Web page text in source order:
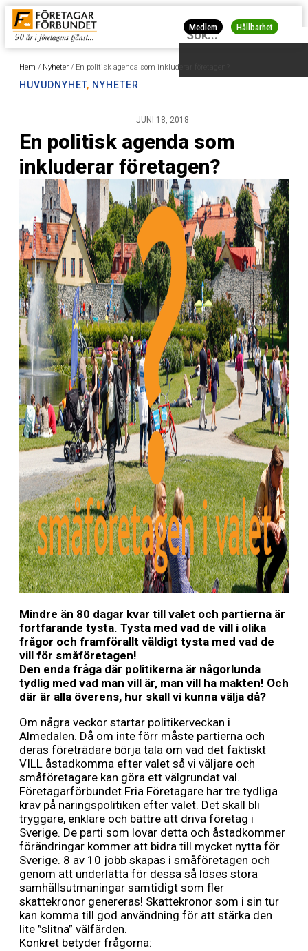
Medlem Hållbarhet
Hem / Nyheter / En politisk agenda som inkluderar företagen?
HUVUDNYHET, NYHETER
JUNI 18, 2018
En politisk agenda som
inkluderar företagen?
Mindre än 80 dagar kvar till valet och partierna är
fortfarande tysta. Tysta med vad de vill i olika
frågor och framförallt väldigt tysta med vad de
vill för småföretagen!
Den enda fråga där politikerna är någorlunda
tydlig med vad man vill är, man vill ha makten! Och
där är alla överens, hur skall vi kunna välja då?
Om några veckor startar politikerveckan i
Almedalen. Då om inte förr måste partierna och
deras företrädare börja tala om vad det faktiskt
VILL åstadkomma efter valet så vi väljare och
småföretagare kan göra ett välgrundat val.
Företagarförbundet Fria Företagare har tre tydliga
krav på näringspolitiken efter valet. Det skall bli
tryggare, enklare och bättre att driva företag i
Sverige. De parti som lovar detta och åstadkommer
förändringar kommer att bidra till mycket nytta för
Sverige. 8 av 10 jobb skapas i småföretagen och
genom att underlätta för dessa så löses stora
samhällsutmaningar samtidigt som fler
skattekronor genereras! Skattekronor som i sin tur
kan komma till god användning för att stärka den
lite ”slitna” välfärden.
Konkret betyder frågorna: